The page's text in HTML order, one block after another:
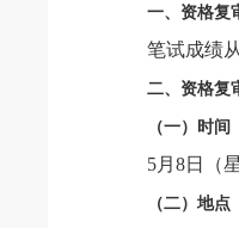
一、资格复
笔试成绩从
二、资格复
（一）时间
5月8日（星
（二）地点